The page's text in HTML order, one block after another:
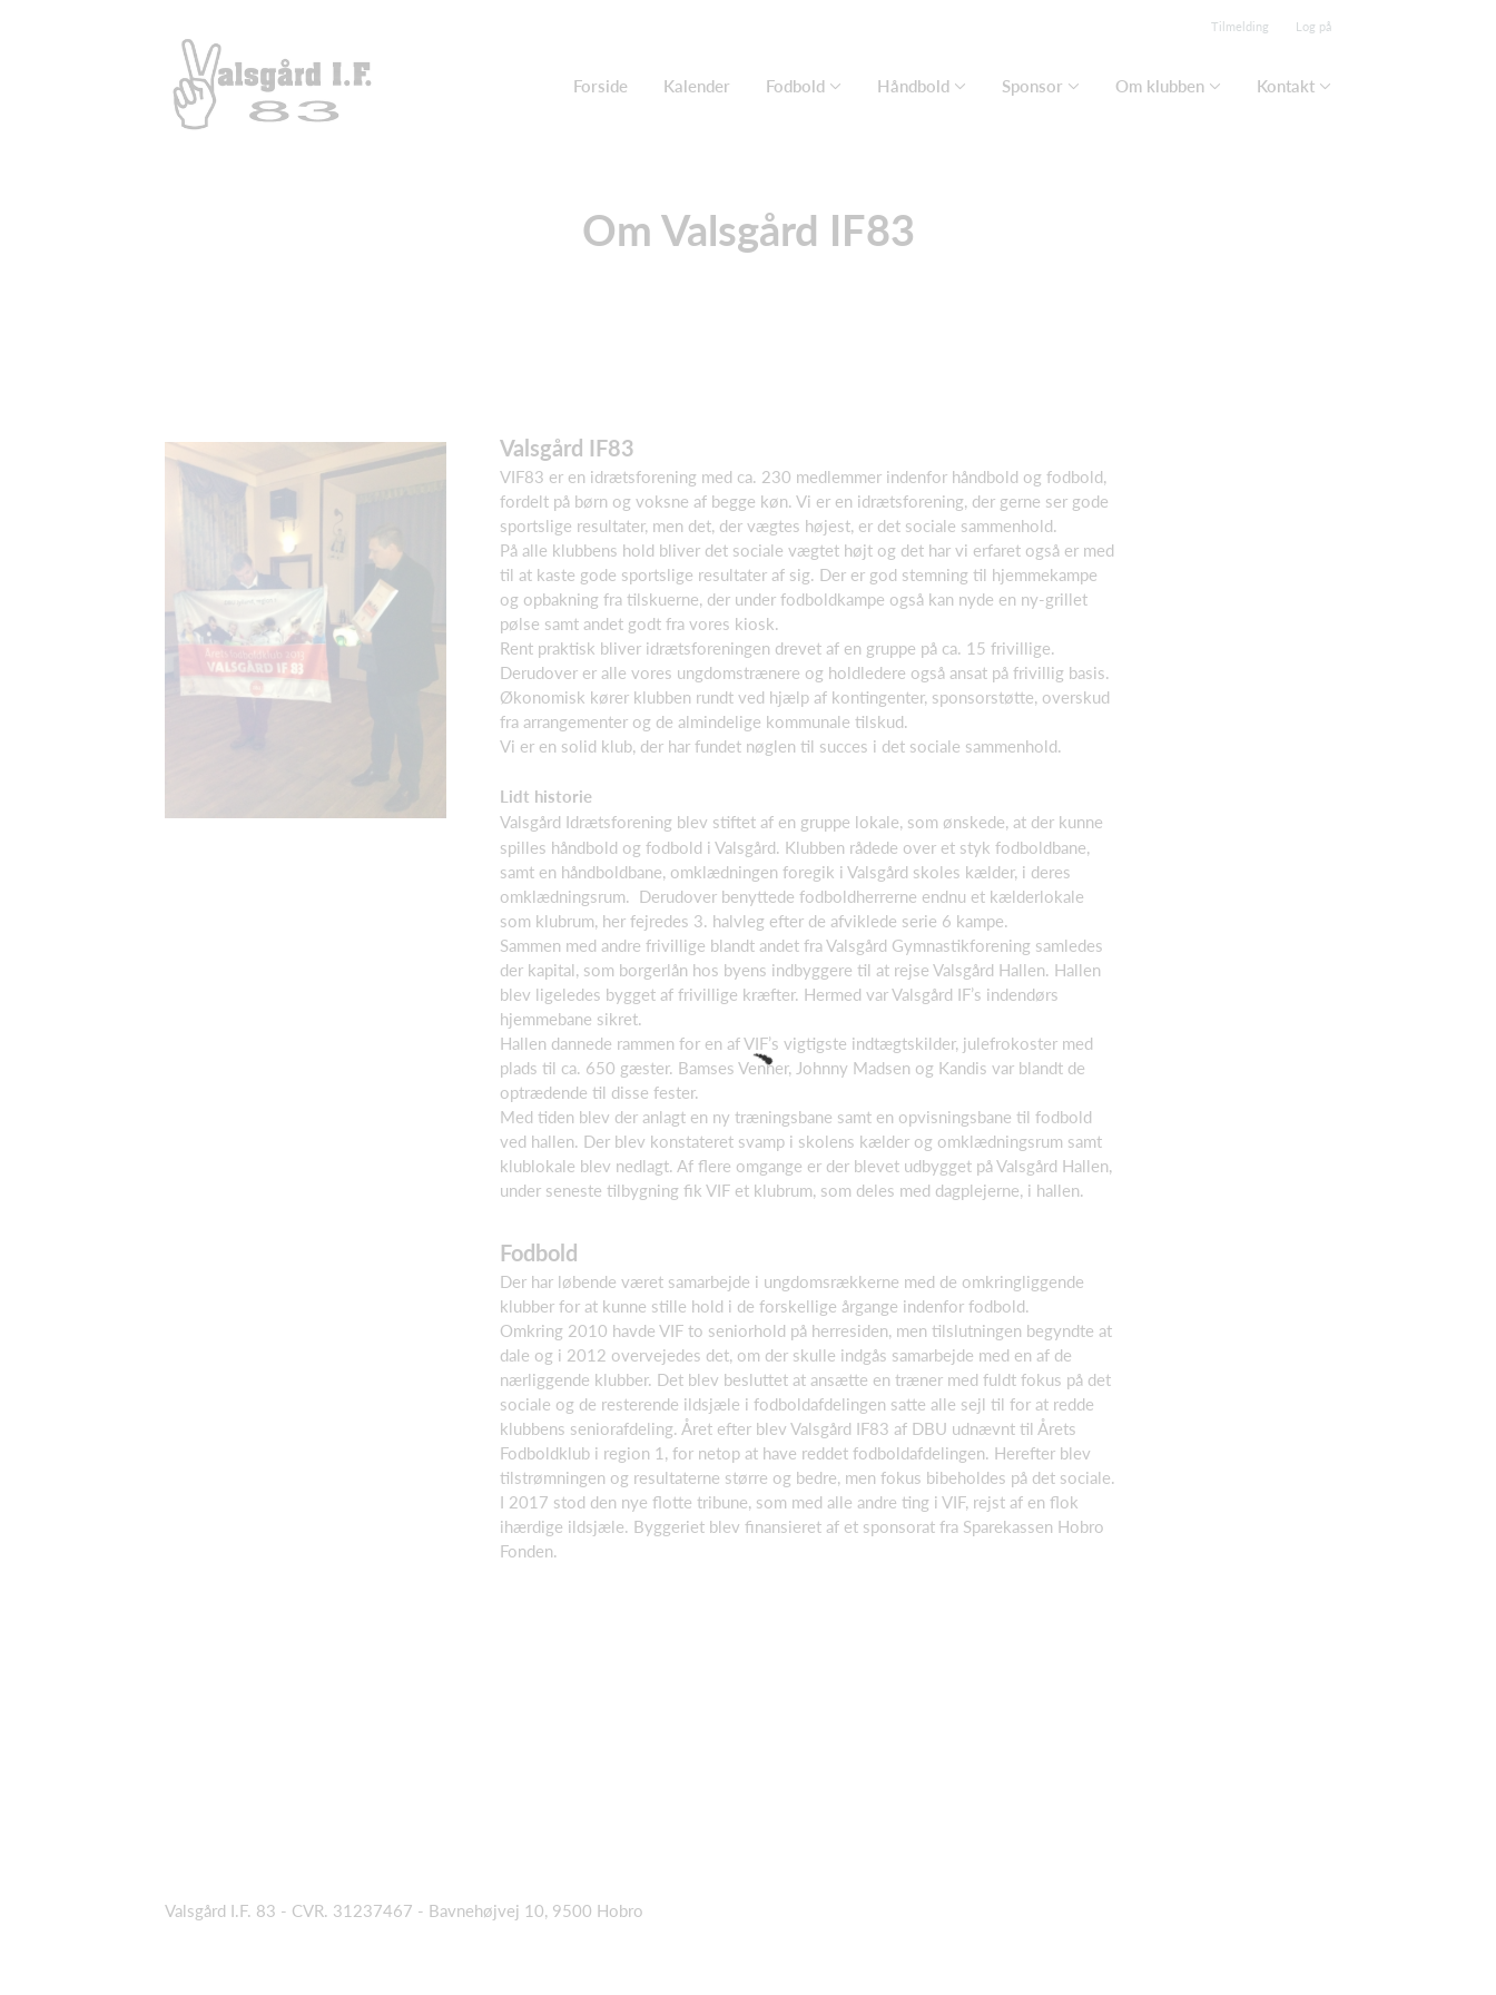
Tilmelding Log på
Forside Kalender Fodbold Håndbold Sponsor Om klubben Kontakt
Om Valsgård IF83
Valsgård IF83
VIF83 er en idrætsforening med ca. 230 medlemmer indenfor håndbold og fodbold,
fordelt på børn og voksne af begge køn. Vi er en idrætsforening, der gerne ser gode
sportslige resultater, men det, der vægtes højest, er det sociale sammenhold.
På alle klubbens hold bliver det sociale vægtet højt og det har vi erfaret også er med
til at kaste gode sportslige resultater af sig. Der er god stemning til hjemmekampe
og opbakning fra tilskuerne, der under fodboldkampe også kan nyde en ny-grillet
pølse samt andet godt fra vores kiosk.
Rent praktisk bliver idrætsforeningen drevet af en gruppe på ca. 15 frivillige.
Derudover er alle vores ungdomstrænere og holdledere også ansat på frivillig basis.
Økonomisk kører klubben rundt ved hjælp af kontingenter, sponsorstøtte, overskud
fra arrangementer og de almindelige kommunale tilskud.
Vi er en solid klub, der har fundet nøglen til succes i det sociale sammenhold.
Lidt historie
Valsgård Idrætsforening blev stiftet af en gruppe lokale, som ønskede, at der kunne
spilles håndbold og fodbold i Valsgård. Klubben rådede over et styk fodboldbane,
samt en håndboldbane, omklædningen foregik i Valsgård skoles kælder, i deres
omklædningsrum. Derudover benyttede fodboldherrerne endnu et kælderlokale
som klubrum, her fejredes 3. halvleg efter de afviklede serie 6 kampe.
Sammen med andre frivillige blandt andet fra Valsgård Gymnastikforening samledes
der kapital, som borgerlån hos byens indbyggere til at rejse Valsgård Hallen. Hallen
blev ligeledes bygget af frivillige kræfter. Hermed var Valsgård IF’s indendørs
hjemmebane sikret.
Hallen dannede rammen for en af VIF’s vigtigste indtægtskilder, julefrokoster med
plads til ca. 650 gæster. Bamses Venner, Johnny Madsen og Kandis var blandt de
optrædende til disse fester.
Med tiden blev der anlagt en ny træningsbane samt en opvisningsbane til fodbold
ved hallen. Der blev konstateret svamp i skolens kælder og omklædningsrum samt
klublokale blev nedlagt. Af flere omgange er der blevet udbygget på Valsgård Hallen,
under seneste tilbygning fik VIF et klubrum, som deles med dagplejerne, i hallen.
Fodbold
Der har løbende været samarbejde i ungdomsrækkerne med de omkringliggende
klubber for at kunne stille hold i de forskellige årgange indenfor fodbold.
Omkring 2010 havde VIF to seniorhold på herresiden, men tilslutningen begyndte at
dale og i 2012 overvejedes det, om der skulle indgås samarbejde med en af de
nærliggende klubber. Det blev besluttet at ansætte en træner med fuldt fokus på det
sociale og de resterende ildsjæle i fodboldafdelingen satte alle sejl til for at redde
klubbens seniorafdeling. Året efter blev Valsgård IF83 af DBU udnævnt til Årets
Fodboldklub i region 1, for netop at have reddet fodboldafdelingen. Herefter blev
tilstrømningen og resultaterne større og bedre, men fokus bibeholdes på det sociale.
I 2017 stod den nye flotte tribune, som med alle andre ting i VIF, rejst af en flok
ihærdige ildsjæle. Byggeriet blev finansieret af et sponsorat fra Sparekassen Hobro
Fonden.
Valsgård I.F. 83 - CVR. 31237467 - Bavnehøjvej 10, 9500 Hobro